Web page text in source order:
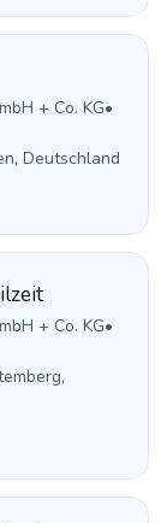
+ Co. KG•
Deutschland
+ Co. KG•